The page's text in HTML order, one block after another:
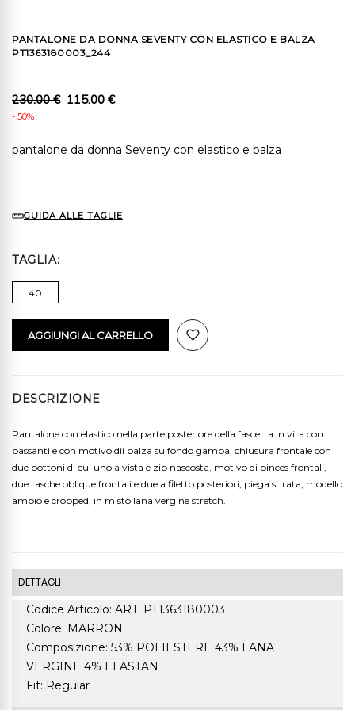
PANTALONE DA DONNA SEVENTY CON ELASTICO E BALZA
PT1363180003_244
230.00 € 115.00 €
- 50%
pantalone da donna Seventy con elastico e balza
GUIDA ALLE TAGLIE
TAGLIA
40
AGGIUNGI AL CARRELLO
DESCRIZIONE
Pantalone con elastico nella parte posteriore della fascetta in vita con
passanti e con motivo dii balza su fondo gamba, chiusura frontale con
due bottoni di cui uno a vista e zip nascosta, motivo di pinces frontali,
due tasche oblique frontali e due a filetto posteriori, piega stirata, modello
ampio e cropped, in misto lana vergine stretch.
DETTAGLI
Codice Articolo: ART: PT1363180003
Colore: MARRON
Composizione: 53% POLIESTERE 43% LANA
VERGINE 4% ELASTAN
Fit: Regular